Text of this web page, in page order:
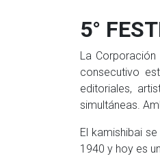
5°
La
consecutivo
editoriales,
simultáneas.
El kamishibai
1940 y hoy es